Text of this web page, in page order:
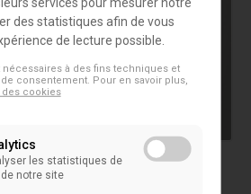
des statistiques afin de vous
de lecture possible.
nécessaires à des fins techniques et
consentement. Pour en savoir plus,
cookies
les statistiques de
notre site